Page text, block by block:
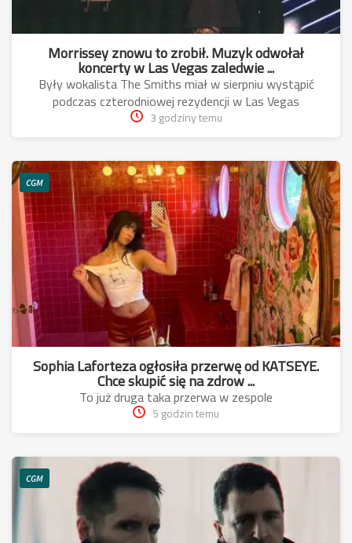
Morrissey znowu to zrobił. Muzyk odwołał
koncerty w Las Vegas zaledwie ...
Były wokalista The Smiths miał w sierpniu wystąpić
podczas czterodniowej rezydencji w Las Vegas
3 godziny temu
CGM
Sophia Laforteza ogłosiła przerwę od KATSEYE.
Chce skupić się na zdrow ...
To już druga taka przerwa w zespole
5 godzin temu
CGM